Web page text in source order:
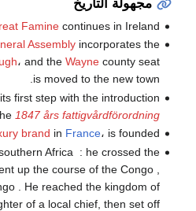
مجهولة التاريخ
Faminecontinues in Ireland.
Assemblyincorporates the
، and the Waynecounty seat
is moved to the new town.
first step with the introduction
1847 års fattigvårdförordning
brand in France، is founded.
Africa : he crossed the
up the course of the Congo ,
. He reached the kingdom of
of a local chief, then set off